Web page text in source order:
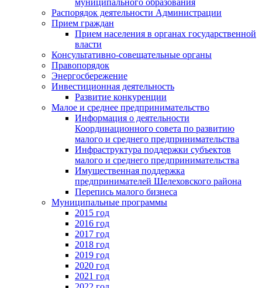
Распорядок деятельности Администрации
Прием граждан
Прием населения в органах государственной
власти
Консультативно-совещательные органы
Правопорядок
Энергосбережение
Инвестиционная деятельность
Развитие конкуренции
Малое и среднее предпринимательство
Информация о деятельности
Координационного совета по развитию
малого и среднего предпринимательства
Инфраструктура поддержки субъектов
малого и среднего предпринимательства
Имущественная поддержка
предпринимателей Шелеховского района
Перепись малого бизнеса
Муниципальные программы
2015 год
2016 год
2017 год
2018 год
2019 год
2020 год
2021 год